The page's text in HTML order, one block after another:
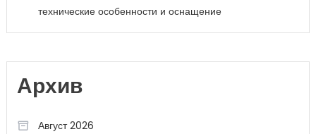
технические особенности и оснащение
Архив
Август 2026